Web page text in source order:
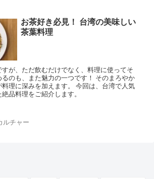
お茶好き必見！ 台湾の美味しい
茶葉料理
が、ただ飲むだけでなく、料理に使ってそ
のも、また魅力の一つです！ そのまろやか
理に深みを加えます。 今回は、台湾で人気
品料理をご紹介します。
ルチャー